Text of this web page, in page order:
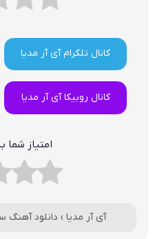
کانال تلگرام آی آر مدیا
کانال روبیکا آی آر مدیا
امتیاز شما
آی آر مدیا › دانلود آهنگ